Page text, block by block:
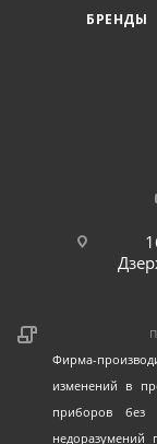
БРЕНДЫ
Фирма-
изменений в
приборов без